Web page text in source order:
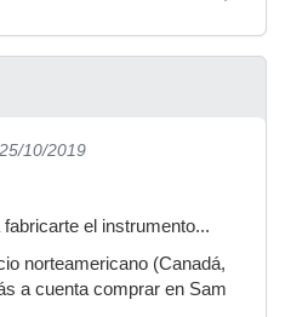
10/2019
el instrumento...
norteamericano (Canadá,
a cuenta comprar en Sam